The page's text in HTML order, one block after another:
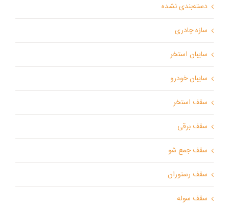
دسته‌بندی نشده
سازه چادری
سایبان استخر
سایبان خودرو
سقف استخر
سقف برقی
سقف جمع شو
سقف رستوران
سقف سوله